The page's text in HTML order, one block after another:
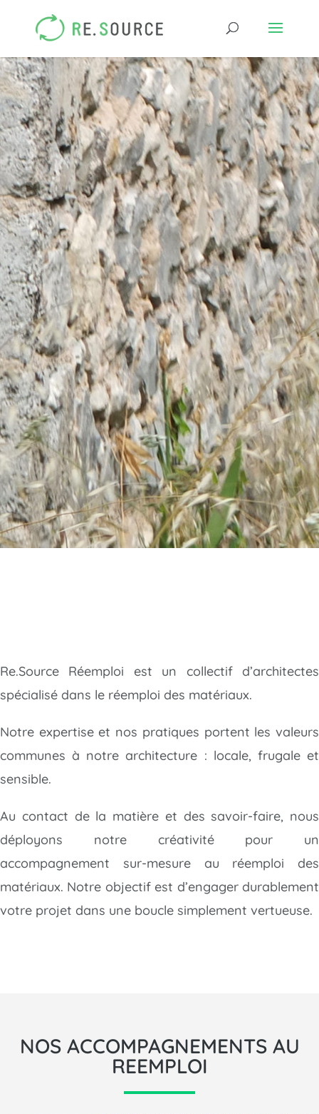
Re.Source Réemploi est un collectif d’architectes
spécialisé dans le réemploi des matériaux.
Notre expertise et nos pratiques portent les valeurs
communes à notre architecture : locale, frugale et
sensible.
Au contact de la matière et des savoir-faire, nous
déployons notre créativité pour un
accompagnement sur-mesure au réemploi des
matériaux. Notre objectif est d’engager durablement
votre projet dans une boucle simplement vertueuse.
NOS ACCOMPAGNEMENTS AU
REEMPLOI